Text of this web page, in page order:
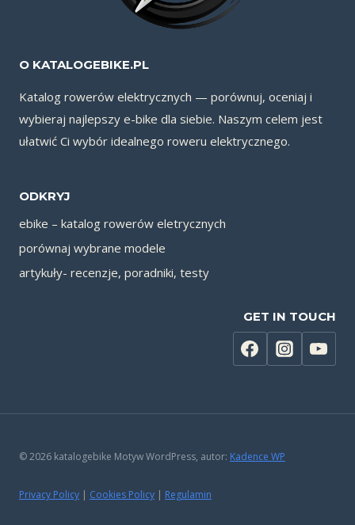
O KATALOGEBIKE.PL
Katalog rowerów elektrycznych — porównuj, oceniaj i
wybieraj najlepszy e-bike dla siebie. Naszym celem jest
ułatwić Ci wybór idealnego roweru elektrycznego.
ODKRYJ
ebike – katalog rowerów eletrycznych
porównaj wybrane modele
artykuły- recenzje, poradniki, testy
GET IN TOUCH
© 2026 katalogebike Motyw WordPress, autor: Kadence WP
Privacy Policy | Cookies Policy | Regulamin